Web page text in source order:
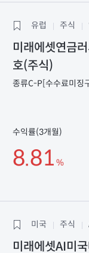
유럽 주식
미래에셋연금
호(주식)
종류C-P[수수료미징
수익률(3개월)
8.81 %
미국 주식
미래에셋AI미